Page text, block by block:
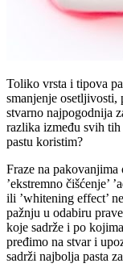
Toliko vrsta i tipova
smanjenje osetljivosti,
stvarno najpogodnija
razlika između svih
pastu koristim?
Fraze na pakovanjima
’ekstremno čišćenje’
ili ’whitening effect’
pažnju u odabiru
koje sadrže i po
pređimo na stvar i
sadrži najbolja pasta